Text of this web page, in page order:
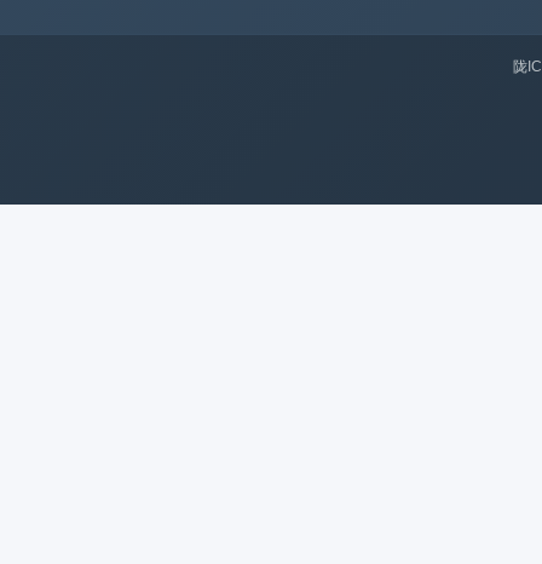
陇